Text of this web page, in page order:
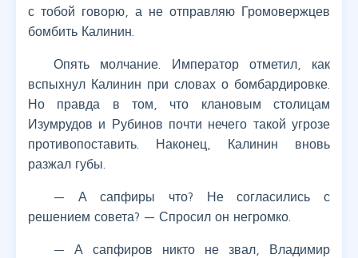
с тобой говорю, а не отправляю Громовержцев
бомбить Калинин.
Опять молчание. Император отметил, как
вспыхнул Калинин при словах о бомбардировке.
Но правда в том, что клановым столицам
Изумрудов и Рубинов почти нечего такой угрозе
противопоставить. Наконец, Калинин вновь
разжал губы.
— А сапфиры что? Не согласились с
решением совета? — Спросил он негромко.
— А сапфиров никто не звал, Владимир